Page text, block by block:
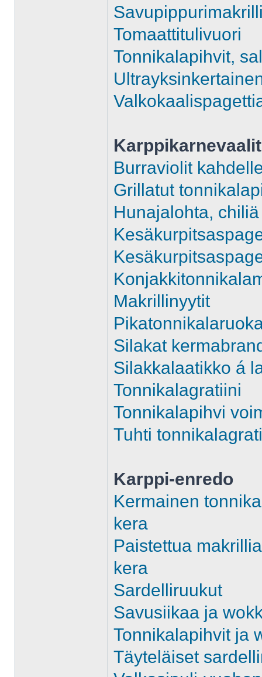
Tomaattitulivuori
Tonnikalapihvit,
Karppikarnevaalit
Burraviolit
Grillatut
Hunajalohta,
Makrillinyytit
Silakat
Silakkalaatikko á
Tonnikalagratiini
Tonnikalapihvi
Tuhti
Karppi-enredo
Kermainen
kera
Paistettua
kera
Sardelliruukut
Savusiikaa ja
Tonnikalapihvit ja
Täyteläiset